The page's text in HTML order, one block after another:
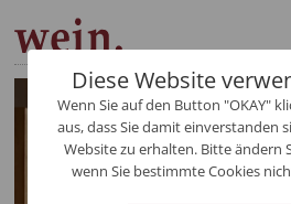
Diese Website
Wenn Sie auf den Button "OKAY"
aus, dass Sie damit einverstanden
Website zu erhalten. Bitte ändern
wenn Sie bestimmte Cookies